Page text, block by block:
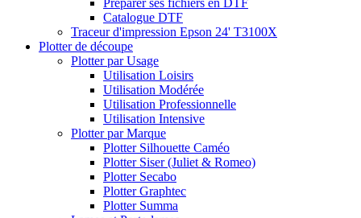
Préparer ses fichiers en DTF
Catalogue DTF
Traceur d'impression Epson 24' T3100X
Plotter de découpe
Plotter par Usage
Utilisation Loisirs
Utilisation Modérée
Utilisation Professionnelle
Utilisation Intensive
Plotter par Marque
Plotter Silhouette Caméo
Plotter Siser (Juliet & Romeo)
Plotter Secabo
Plotter Graphtec
Plotter Summa